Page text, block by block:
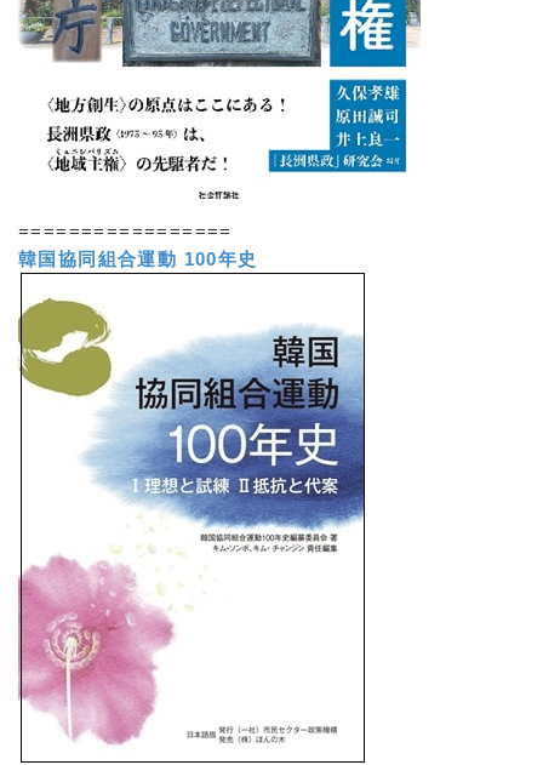
=================
韓国協同組合運動 100年史